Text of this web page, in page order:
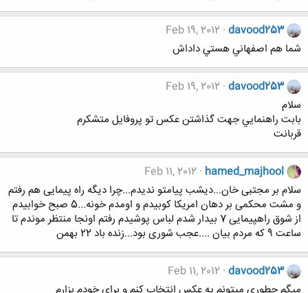
davood253
Feb 19, 2012
شما هم اصفهاني هستي داداش
davood253
Feb 19, 2012
سلام
بابت راهنمايي جهت گذاشتن عكس تو پروفايل متشكرم
قربانت
hamed_majhool
Feb 11, 2012
سلام بر مجتبی خان...دیشب پیامتو ندیدم...چرا دیگه راه پیمایی هم رفتم
و مشت محکمی بر دهان امریکا کوبیدم و اومدم خونه...5 صبح خوابیدم
از شوق راهپیمایی 7 بیدار شدم لباس پوشیدم رفتم اونجا منتظر موندم تا
ساعت 9 که مردم بیان ....عجب شوری بود...زنده باد 22 بهمن
davood253
Feb 11, 2012